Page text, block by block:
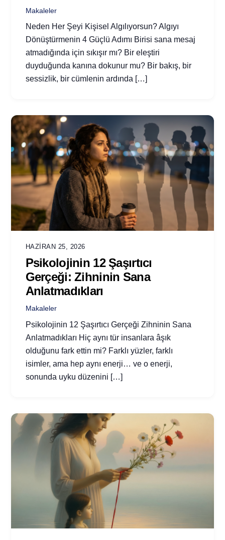
Makaleler
Neden Her Şeyi Kişisel Algılıyorsun? Algıyı
Dönüştürmenin 4 Güçlü Adımı Birisi sana mesaj
atmadığında için sıkışır mı? Bir eleştiri
duyduğunda kanına dokunur mu? Bir bakış, bir
sessizlik, bir cümlenin ardında […]
HAZIRAN 25, 2026
Psikolojinin 12 Şaşırtıcı
Gerçeği: Zihninin Sana
Anlatmadıkları
Makaleler
Psikolojinin 12 Şaşırtıcı Gerçeği Zihninin Sana
Anlatmadıkları Hiç aynı tür insanlara âşık
olduğunu fark ettin mi? Farklı yüzler, farklı
isimler, ama hep aynı enerji… ve o enerji,
sonunda uyku düzenini […]